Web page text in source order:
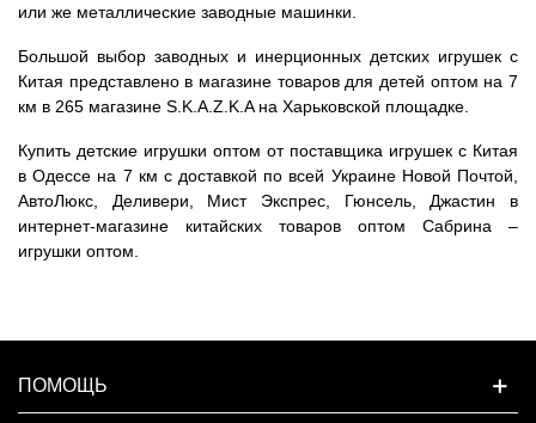
или же металлические заводные машинки.
Большой выбор заводных и инерционных детских игрушек с
Китая представлено в магазине товаров для детей оптом на 7
км в 265 магазине S.K.A.Z.K.A на Харьковской площадке.
Купить детские игрушки оптом от поставщика игрушек с Китая
в Одессе на 7 км с доставкой по всей Украине Новой Почтой,
АвтоЛюкс, Деливери, Мист Экспрес, Гюнсель, Джастин в
интернет-магазине китайских товаров оптом Сабрина –
игрушки оптом.
ПОМОЩЬ